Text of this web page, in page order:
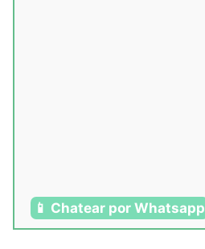
📱 Chatear por Whatsapp